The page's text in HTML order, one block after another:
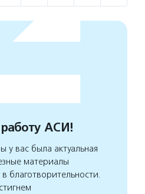
АСИ!
вас была актуальная
материалы
благотворительности.